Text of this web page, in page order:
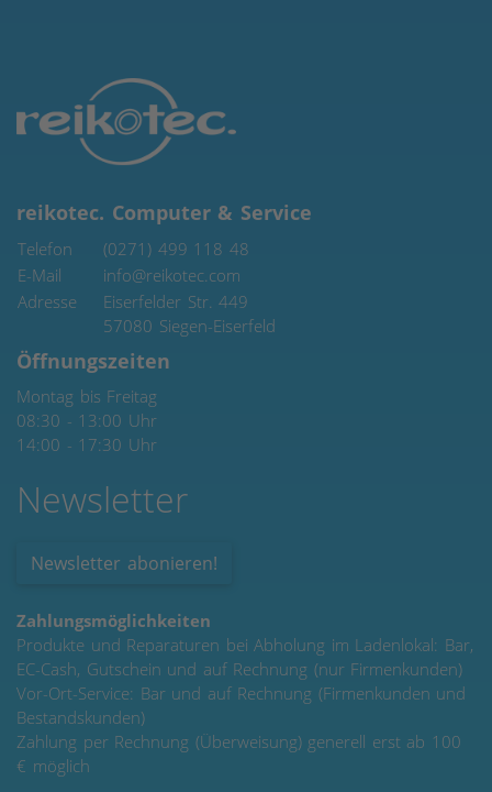
reikotec. Computer & Service
Telefon
(0271) 499 118 48
E-Mail
info@reikotec.com
Adresse
Eiserfelder Str. 449
57080 Siegen-Eiserfeld
Öffnungszeiten
Montag bis Freitag
08:30 - 13:00 Uhr
14:00 - 17:30 Uhr
Newsletter
Newsletter abonieren!
Zahlungsmöglichkeiten
Produkte und Reparaturen bei Abholung im Ladenlokal: Bar,
EC-Cash, Gutschein und auf Rechnung (nur Firmenkunden)
Vor-Ort-Service: Bar und auf Rechnung (Firmenkunden und
Bestandskunden)
Zahlung per Rechnung (Überweisung) generell erst ab 100
€ möglich